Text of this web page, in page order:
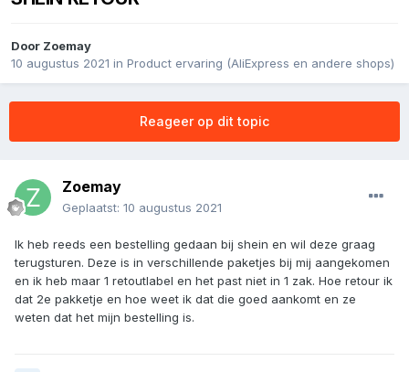
Door Zoemay
10 augustus 2021 in Product ervaring (AliExpress en andere shops)
Reageer op dit topic
Zoemay
Geplaatst: 10 augustus 2021
Ik heb reeds een bestelling gedaan bij shein en wil deze graag
terugsturen. Deze is in verschillende paketjes bij mij aangekomen
en ik heb maar 1 retoutlabel en het past niet in 1 zak. Hoe retour ik
dat 2e pakketje en hoe weet ik dat die goed aankomt en ze
weten dat het mijn bestelling is.